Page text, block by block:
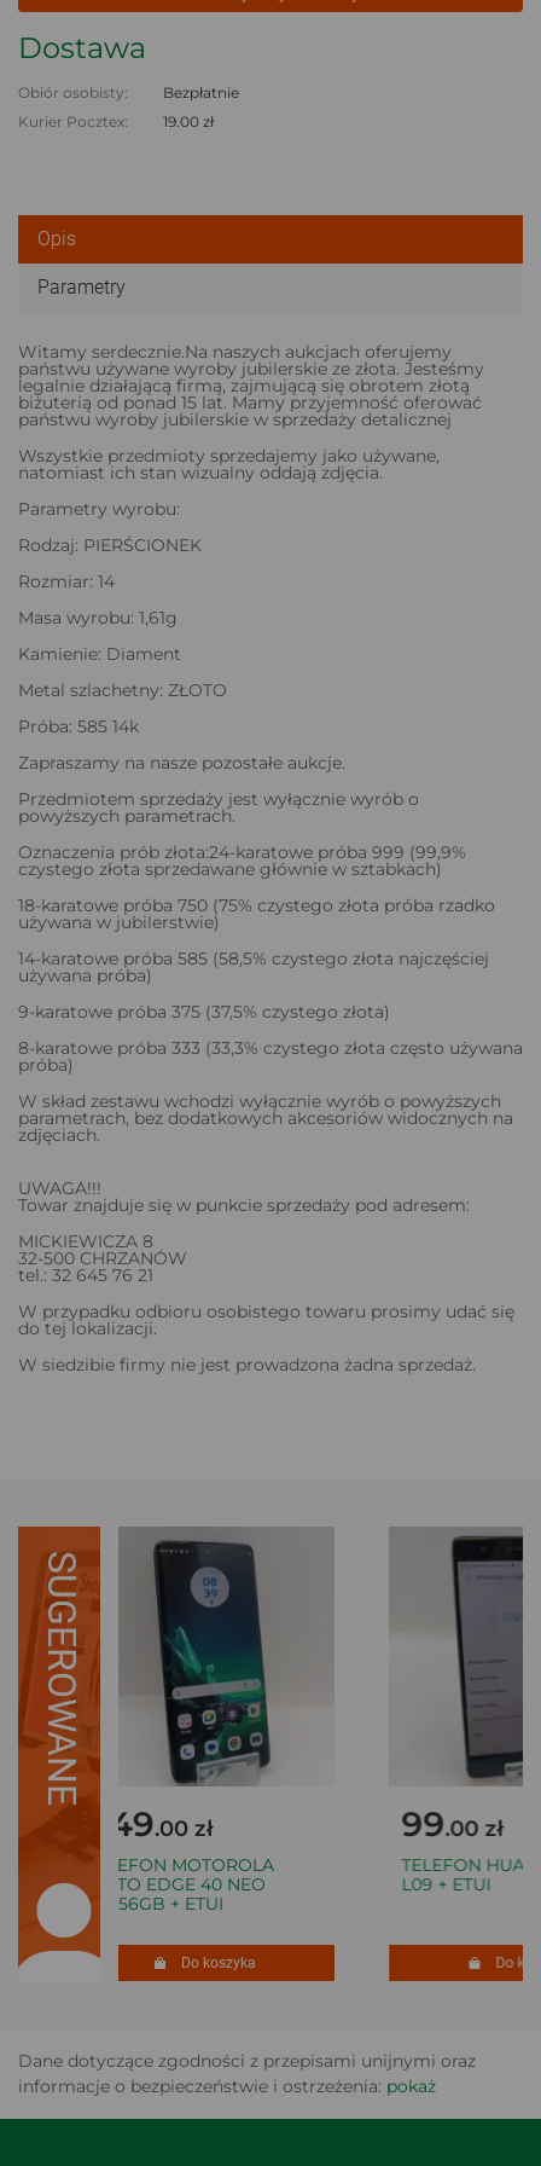
Dostawa
Obiór osobisty:
Bezpłatnie
Kurier Pocztex:
19.00 zł
Opis
Parametry
Witamy serdecznie.Na naszych aukcjach oferujemy
państwu używane wyroby jubilerskie ze złota. Jesteśmy
legalnie działającą firmą, zajmującą się obrotem złotą
biżuterią od ponad 15 lat. Mamy przyjemność oferować
państwu wyroby jubilerskie w sprzedaży detalicznej
Wszystkie przedmioty sprzedajemy jako używane,
natomiast ich stan wizualny oddają zdjęcia.
Parametry wyrobu:
Rodzaj: PIERŚCIONEK
Rozmiar: 14
Masa wyrobu: 1,61g
Kamienie: Diament
Metal szlachetny: ZŁOTO
Próba: 585 14k
Zapraszamy na nasze pozostałe aukcje.
Przedmiotem sprzedaży jest wyłącznie wyrób o
powyższych parametrach.
Oznaczenia prób złota:24-karatowe próba 999 (99,9%
czystego złota sprzedawane głównie w sztabkach)
18-karatowe próba 750 (75% czystego złota próba rzadko
używana w jubilerstwie)
14-karatowe próba 585 (58,5% czystego złota najczęściej
używana próba)
9-karatowe próba 375 (37,5% czystego złota)
8-karatowe próba 333 (33,3% czystego złota często używana
próba)
W skład zestawu wchodzi wyłącznie wyrób o powyższych
parametrach, bez dodatkowych akcesoriów widocznych na
zdjęciach.
UWAGA!!!
Towar znajduje się w punkcie sprzedaży pod adresem:
MICKIEWICZA 8
32-500 CHRZANÓW
tel.: 32 645 76 21
W przypadku odbioru osobistego towaru prosimy udać się
do tej lokalizacji.
W siedzibie firmy nie jest prowadzona żadna sprzedaż.
SUGEROWANE
449.00 zł
TELEFON MOTOROLA
MOTO EDGE 40 NEO
12/256GB + ETUI
Do koszyka
99.00 zł
TELEFON
L09 + ETUI
Do
Dane dotyczące zgodności z przepisami unijnymi oraz
informacje o bezpieczeństwie i ostrzeżenia: pokaż